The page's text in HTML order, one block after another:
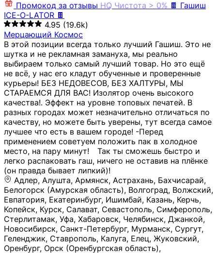
Промокод за отзывы HQ Чистота > 0% 🍫 Гашиш
ICE-O-LATOR 🍫
4.95 (19.6k)
Мерцающий Космос
В этой позиции всегда только лучший Гашиш. Это не
шутка и не рекламная замануха, мы реально
выбираем только самый лучший товар. Но это ещё
не всё, у нас его кладут обученные и проверенные
курьеры! БЕЗ НЕДОВЕСОВ, БЕЗ ХАЛТУРЫ, МЫ
СТАРАЕМСЯ ДЛЯ ВАС! Изолятор очень высокого
качества!. Эффект на уровне топовых печатей. В
разных городах может незначительно отличаться по
качеству, но можете быть уверены, тут всегда самое
лучшее что есть в вашем городе! -Перед
применением советуем положить пак в холодное
место, на пару минут!⠀ Так ты сможешь быстро и
легко распаковать гаш, ничего не оставив на плёнке
(он правда бывает липкий)!
Адлер, Алушта, Армянск, Астрахань, Бахчисарай,
Белогорск (Амурская область), Волгоград, Волжский,
Евпатория, Екатеринбург, Ишимбай, Казань, Керчь,
Копейск, Курск, Салават, Севастополь, Симферополь,
Стерлитамак, Уфа, Хабаровск, Челябинск, Джанкой,
Новосибирск, Санкт-Петербург, Мурманск, Сургут,
Геленджик, Ставрополь, Калуга, Елец, Жуковский,
Оренбург, Орск (Оренбургская область),